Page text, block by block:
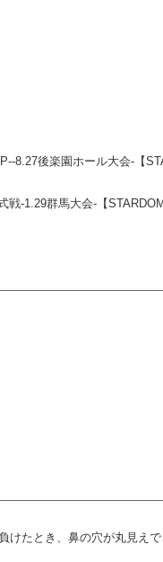
8.27後楽園ホール大会-【
-1.29群馬大会-【STARDOM
たとき、鼻の穴が丸見えで